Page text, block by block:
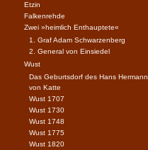
Etzin
Falkenrehde
Zwei »heimlich Enthauptete«
1. Graf Adam Schwarzenberg
2. General von Einsiedel
Wust
Das Geburtsdorf des Hans Hermann
von Katte
Wust 1707
Wust 1730
Wust 1748
Wust 1775
Wust 1820